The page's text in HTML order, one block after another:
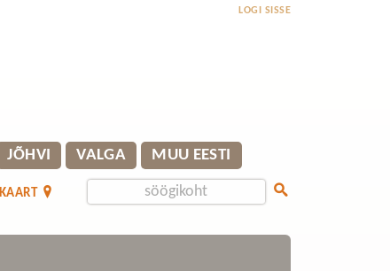
LOGI SISSE
JÕHVI VALGA MUU EESTI
KAART